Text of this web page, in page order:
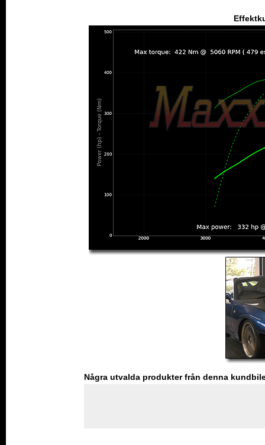
Några utvalda produkter från denna